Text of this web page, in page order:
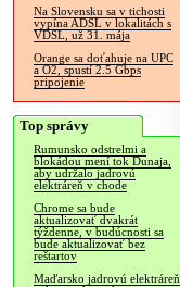
Na Slovensku sa v tichosti
vypína ADSL v lokalitách s
VDSL, už 31. mája
Orange sa doťahuje na UPC
a O2, spustí 2.5 Gbps
pripojenie
Top správy
Rumunsko odstrelmi a
blokádou mení tok Dunaja,
aby udržalo jadrovú
elektráreň v chode
Chrome sa bude
aktualizovať dvakrát
týždenne, v budúcnosti sa
bude aktualizovať bez
reštartov
Maďarsko jadrovú elektráreň